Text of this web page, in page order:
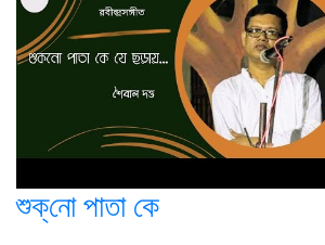
শুক্‌নো পাতা কে